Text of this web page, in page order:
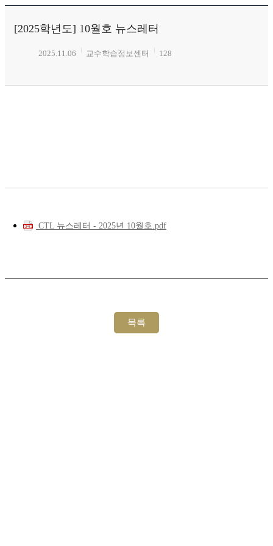
[2025학년도] 10월호 뉴스레터
2025.11.06 교수학습정보센터 128
CTL 뉴스레터 - 2025년 10월호.pdf